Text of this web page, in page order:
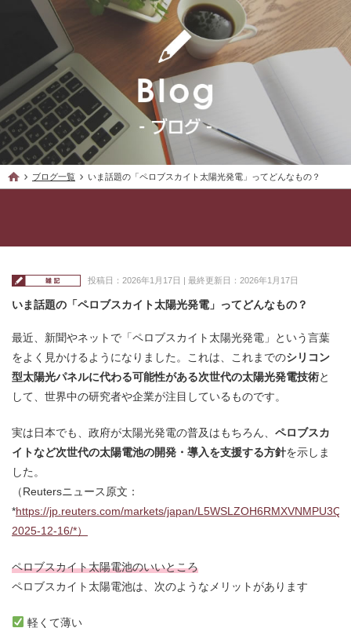
ブログ一覧 いま話題の「ペロブスカイト太陽光発電」ってどんなもの？
投稿日：2026年1月17日 | 最終更新日：2026年1月17日
いま話題の「ペロブスカイト太陽光発電」ってどんなもの？
最近、新聞やネットで「ペロブスカイト太陽光発電」という言葉
をよく見かけるようになりました。これは、これまでのシリコン
型太陽光パネルに代わる可能性がある次世代の太陽光発電技術と
して、世界中の研究者や企業が注目しているものです。
実は日本でも、政府が太陽光発電の普及はもちろん、 ペロブスカ
イトなど次世代の太陽電池の開発・導入を支援する方針を示しま
した。
（Reutersニュース原文：
*https://jp.reuters.com/markets/japan/
2025-12-16/*）
ペロブスカイト太陽電池のいいところ
ペロブスカイト太陽電池は、次のようなメリットがあります
軽くて薄い